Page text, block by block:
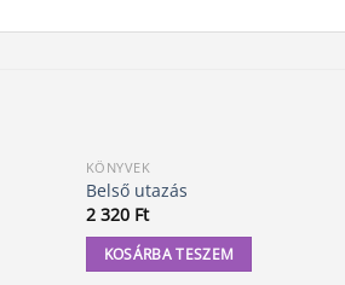
KÖNYVEK
Belső utazás
2 320 Ft
KOSÁRBA TESZEM